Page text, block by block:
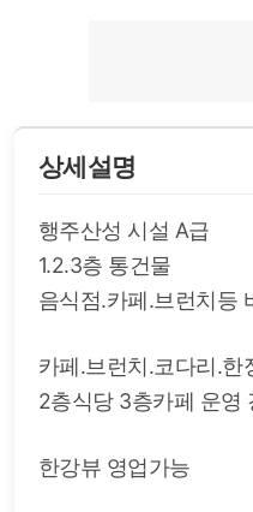
상세설명
행주산성 시설 A급
1.2.3층 통건물
음식점.카페.브런치등
카페.브런치.코다리.한
2층식당 3층카페 운영
한강뷰 영업가능